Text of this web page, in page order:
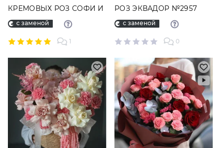
КРЕМОВЫХ РОЗ СОФИ И
МАДАМ БОМБАСТИК
с заменой
1
РОЗ ЭКВАДОР №2957
с заменой
0